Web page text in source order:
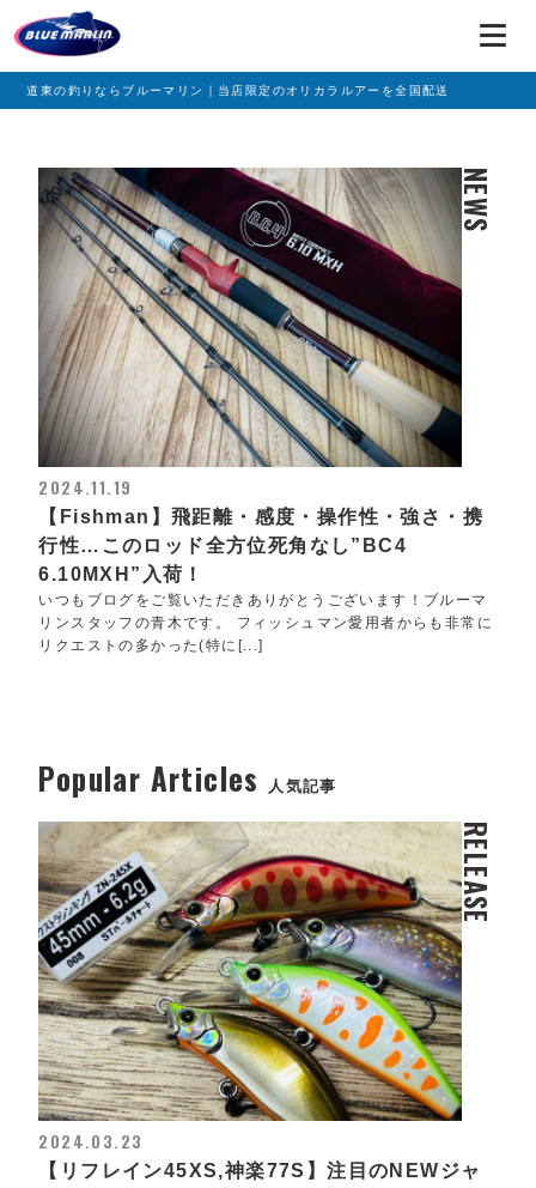
道東の釣りならブルーマリン｜当店限定のオリカラルアーを全国配送
NEWS
2024.11.19
【Fishman】飛距離・感度・操作性・強さ・携
行性…このロッド全方位死角なし”BC4
6.10MXH”入荷！
いつもブログをご覧いただきありがとうございます！ブルーマ
リンスタッフの青木です。 フィッシュマン愛用者からも非常に
リクエストの多かった(特に[...]
Popular Articles 人気記事
RELEASE
2024.03.23
【リフレイン45XS,神楽77S】注目のNEWジャ